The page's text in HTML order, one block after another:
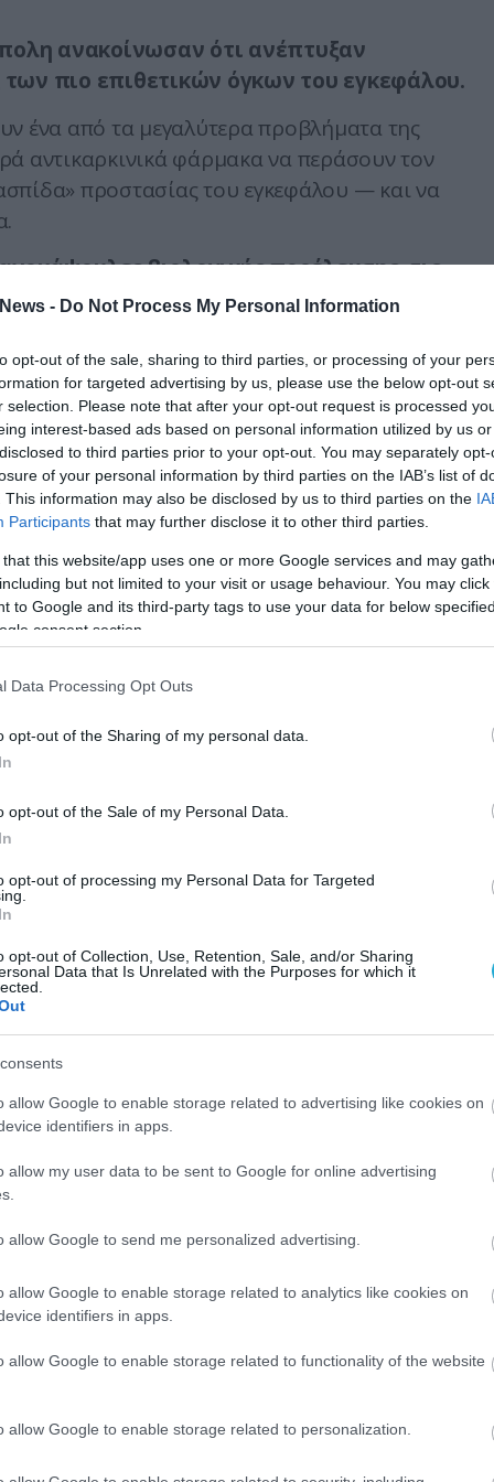
- Do Not Process My Personal Information
opt-out of the sale, sharing to third parties, or processing of your
for targeted advertising by us, please use the below opt-out
selection. Please note that after your opt-out request is processed
interest-based ads based on personal information utilized by us
to third parties prior to your opt-out. You may separately
of your personal information by third parties on the IAB’s list of
This information may also be disclosed by us to third parties on the
Participants that may further disclose it to other third parties.
that this website/app uses one or more Google services and may
but not limited to your visit or usage behaviour. You may
to Google and its third-party tags to use your data for below
consent section.
Data Processing Opt Outs
opt-out of the Sharing of my personal data.
opt-out of the Sale of my Personal Data.
opt-out of processing my Personal Data for Targeted
opt-out of Collection, Use, Retention, Sale, and/or Sharing
Data that Is Unrelated with the Purposes for which it
allow Google to enable storage related to advertising like cookies on
identifiers in apps.
allow my user data to be sent to Google for online advertising
allow Google to send me personalized advertising.
allow Google to enable storage related to analytics like cookies on
identifiers in apps.
allow Google to enable storage related to functionality of the website
allow Google to enable storage related to personalization.
ανακοίνωσαν ότι ανέπτυξαν
πιο επιθετικών όγκων του εγκεφάλου.
ένα από τα μεγαλύτερα προβλήματα της
αντικαρκινικά φάρμακα να περάσουν τον
προστασίας του εγκεφάλου — και να
βιολογικής προέλευσης, τις
απόρριψη ή σοβαρές παρενέργειες.
NEW BRAIN CANCER TREATMENT
of medicine’s toughest problems — how to
protective wall to destroy the deadliest
May 16, 2026
ισχυρά αντικαρκινικά φάρμακα ακριβώς
που εξαπλώνονται μέσω του εγκεφαλονωτιαίου
πλήρως, χωρίς ίχνη όγκου στις εξετάσεις.
που παρουσιάζουν οι περισσότεροι
χημειοθεραπείες.
laser hyperthermia, μία ελάχιστα
νανοθεραπεία, η οποία βρίσκεται ακόμη σε
αντικαρκινικά mRNA εμβόλια νέας
κλινικές δοκιμές σε ανθρώπους, τότε η
ριζικά τα δεδομένα στη θεραπεία του
χιλιάδες ασθενείς παγκοσμίως.
ιατρική και βιοτεχνολογική καινοτομία,
μέλλοντος.